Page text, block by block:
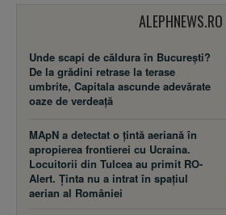
ALEPHNEWS.RO
Unde scapi de căldura în București?
De la grădini retrase la terase
umbrite, Capitala ascunde adevărate
oaze de verdeață
MApN a detectat o țintă aeriană în
apropierea frontierei cu Ucraina.
Locuitorii din Tulcea au primit RO-
Alert. Ținta nu a intrat în spațiul
aerian al României